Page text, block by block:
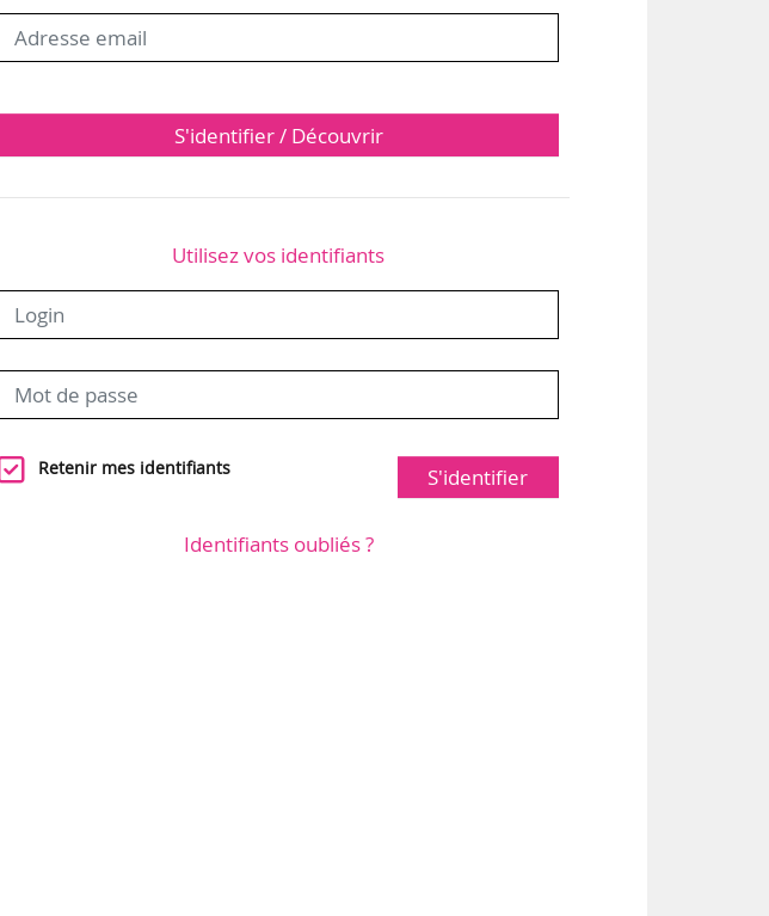
S'identifier / Découvrir
Utilisez vos identifiants
Retenir mes identifiants S'identifier
Identifiants oubliés ?